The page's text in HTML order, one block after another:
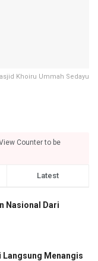
Khoiru Ummah Sedayu
Counter to be
Latest
Nasional Dari
Langsung Menangis